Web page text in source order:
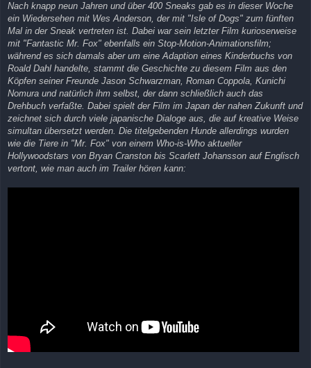
r
g
Nach knapp neun Jahren und über 400 Sneaks gab es in dieser Woche
ein Wiedersehen mit Wes Anderson, der mit "Isle of Dogs" zum fünften
Mal in der Sneak vertreten ist. Dabei war sein letzter Film kurioserweise
mit "Fantastic Mr. Fox" ebenfalls ein Stop-Motion-Animationsfilm;
während es sich damals aber um eine Adaption eines Kinderbuchs von
Roald Dahl handelte, stammt die Geschichte zu diesem Film aus den
Köpfen seiner Freunde Jason Schwarzman, Roman Coppola, Kunichi
Nomura und natürlich ihm selbst, der dann schließlich auch das
Drehbuch verfaßte. Dabei spielt der Film im Japan der nahen Zukunft und
zeichnet sich durch viele japanische Dialoge aus, die auf kreative Weise
simultan übersetzt werden. Die titelgebenden Hunde allerdings wurden
wie die Tiere in "Mr. Fox" von einem Who-is-Who aktueller
Hollywoodstars von Bryan Cranston bis Scarlett Johansson auf Englisch
vertont, wie man auch im Trailer hören kann: